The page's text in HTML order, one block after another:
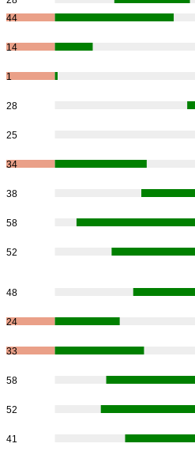
44
14
1
28
25
34
38
58
52
48
24
33
58
52
41